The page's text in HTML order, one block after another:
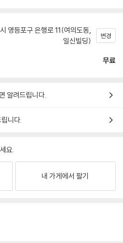
영등포구 은행로 11(여의도동,
일신빌딩)
변경
무료
알려드립니다.
니다.
요.
내 가게에서 팔기